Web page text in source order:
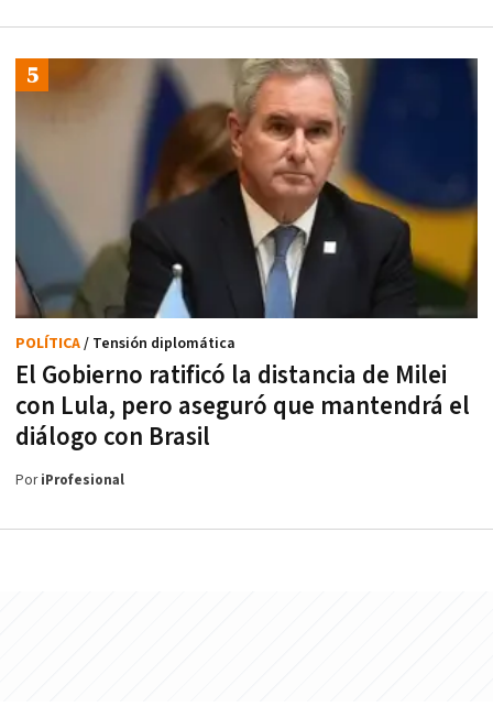
El Gobierno ratificó la distancia de Milei
con Lula, pero aseguró que mantendrá el
diálogo con Brasil
POLÍTICA/ Tensión diplomática
PoriProfesional